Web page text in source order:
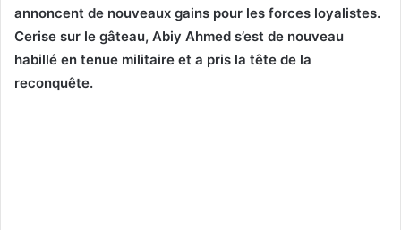
annoncent de nouveaux gains pour les forces loyalistes.
Cerise sur le gâteau, Abiy Ahmed s’est de nouveau
habillé en tenue militaire et a pris la tête de la
reconquête.